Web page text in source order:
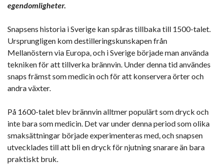
egendomligheter.
Snapsens historia i Sverige kan spåras tillbaka till 1500-talet.
Ursprungligen kom destilleringskunskapen från
Mellanöstern via Europa, och i Sverige började man använda
tekniken för att tillverka brännvin. Under denna tid användes
snaps främst som medicin och för att konservera örter och
andra växter.
På 1600-talet blev brännvin alltmer populärt som dryck och
inte bara som medicin. Det var under denna period som olika
smaksättningar började experimenteras med, och snapsen
utvecklades till att bli en dryck för njutning snarare än bara
praktiskt bruk.